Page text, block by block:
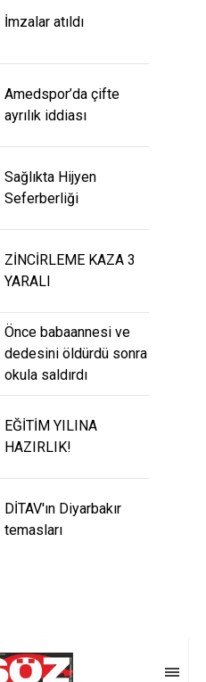
İmzalar atıldı
Amedspor’da çifte
ayrılık iddiası
Sağlıkta Hijyen
Seferberliği
ZİNCİRLEME KAZA 3
YARALI
Önce babaannesi ve
dedesini öldürdü sonra
okula saldırdı
EĞİTİM YILINA
HAZIRLIK!
DİTAV'ın Diyarbakır
temasları